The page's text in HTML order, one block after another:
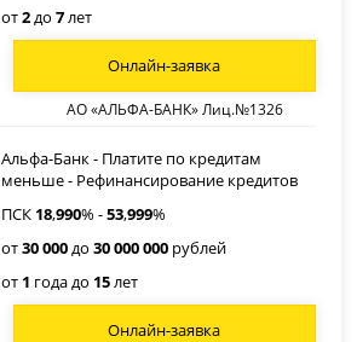
от2до7лет
АО «АЛЬФА-БАНК» Лиц.№1326
Онлайн-заявка
Альфа-Банк - Платите по кредитам
меньше - Рефинансирование кредитов
ПСК 18,990% -53,999%
от30 000до30 000 000 рублей
от 1 года до 15лет
Онлайн-заявка